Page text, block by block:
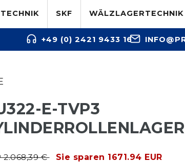
SKF WÄLZLAGERTECHNIK
+49 (0) 2421 9433 16
E-TVP3
2.068,39 € Sie sparen 1671.94 EUR